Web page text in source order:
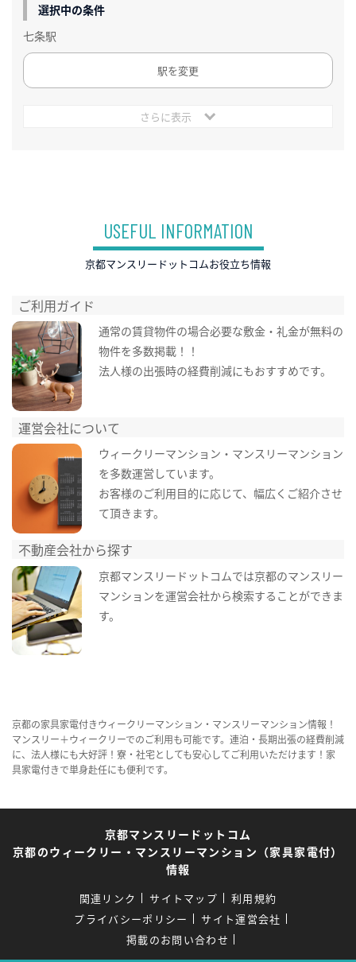
選択中の条件
七条駅
駅を変更
さらに表示
USEFUL INFORMATION
京都マンスリードットコムお役立ち情報
ご利用ガイド
通常の賃貸物件の場合必要な敷金・礼金が無料の
物件を多数掲載！！
法人様の出張時の経費削減にもおすすめです。
運営会社について
ウィークリーマンション・マンスリーマンション
を多数運営しています。
お客様のご利用目的に応じて、幅広くご紹介させ
て頂きます。
不動産会社から探す
京都マンスリードットコムでは京都のマンスリー
マンションを運営会社から検索することができま
す。
京都の家具家電付きウィークリーマンション・マンスリーマンション情報！
マンスリー＋ウィークリーでのご利用も可能です。連泊・長期出張の経費削減
に、法人様にも大好評！寮・社宅としても安心してご利用いただけます！家
具家電付きで単身赴任にも便利です。
京都マンスリードットコム
京都のウィークリー・マンスリーマンション（家具家電付）
情報
関連リンク サイトマップ
利用規約
プライバシーポリシー
サイト運営会社
掲載のお問い合わせ